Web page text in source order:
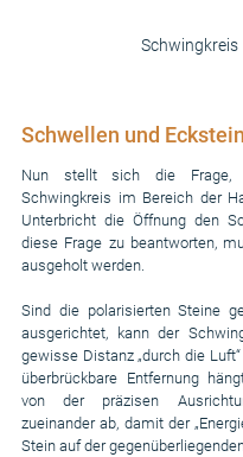
Schwingkreis
Schwellen und
Nun stellt sich die
Schwingkreis im Bereich der
Unterbricht die Öffnung den
diese Frage zu beantworten,
ausgeholt werden.
Sind die polarisierten Steine
ausgerichtet, kann der
gewisse Distanz „durch die
überbrückbare Entfernung
von der präzisen
zueinander ab, damit der
Stein auf der